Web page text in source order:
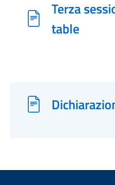
Terza
table